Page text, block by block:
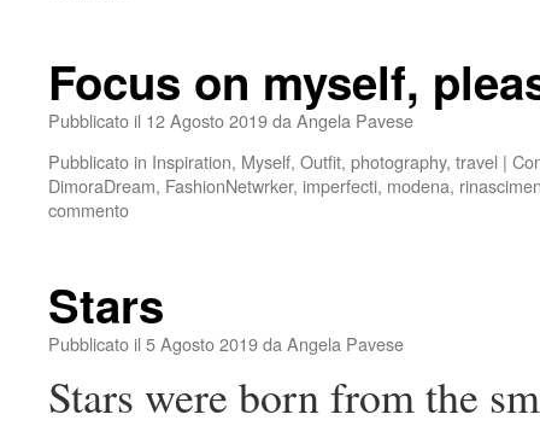
Focus on myself,
Pubblicato il 12 Agosto 2019da Angela Pavese
Pubblicato in Inspiration, Myself, Outfit, photography, travel |
DimoraDream, FashionNetwrker, imperfecti, modena,
commento
Stars
Pubblicato il 5 Agosto 2019da Angela Pavese
Stars were born from the